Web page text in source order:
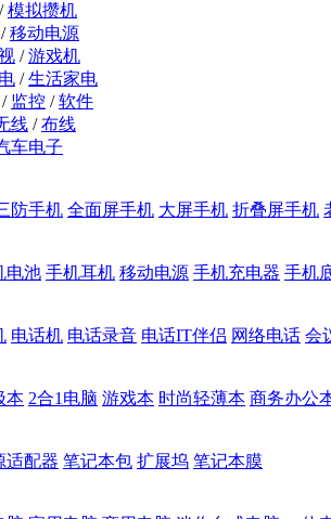
/模拟攒机
/移动电源
/游戏机
/生活家电
/ 监控 /软件
线 /布线
车电子
防手机 全面屏手机 大屏手机 折叠屏手机
电池 手机耳机 移动电源 手机充电器 手机
电话机 电话录音 电话IT伴侣 网络电话 会
本 2合1电脑 游戏本 时尚轻薄本 商务办公
适配器 笔记本包 扩展坞 笔记本膜